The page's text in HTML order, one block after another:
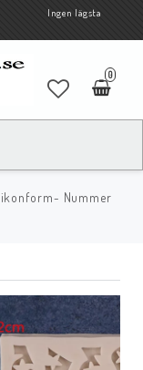
Ingen lägsta
0
Nummer